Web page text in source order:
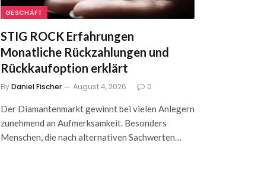
GESCHÄFT
STIG ROCK Erfahrungen
Monatliche Rückzahlungen und
Rückkaufoption erklärt
ByDaniel Fischer August 4, 2026 0
Der Diamantenmarkt gewinnt bei vielen Anlegern
zunehmend an Aufmerksamkeit. Besonders
Menschen, die nach alternativen Sachwerten…